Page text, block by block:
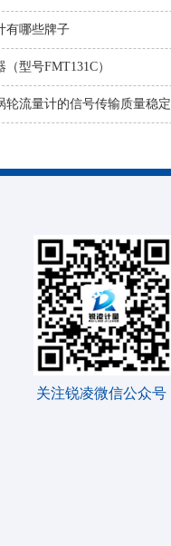
有哪些牌子
型号FMT131C）
轮流量计的信号传输质量稳定
关注锐凌微信公众号